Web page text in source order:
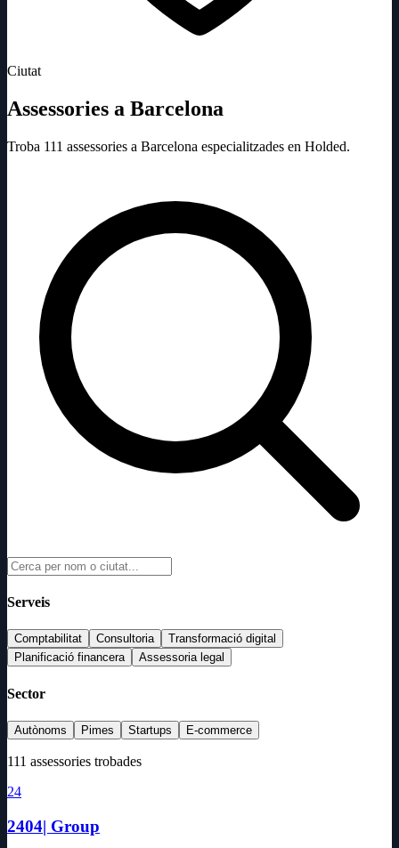
Ciutat
Assessories a Barcelona
Troba 111 assessories a Barcelona especialitzades en Holded.
Serveis
Comptabilitat Consultoria
Transformació digital
Planificació financera
Assessoria legal
Sector
Autònoms Pimes Startups E-commerce
111 assessories trobades
24
2404| Group